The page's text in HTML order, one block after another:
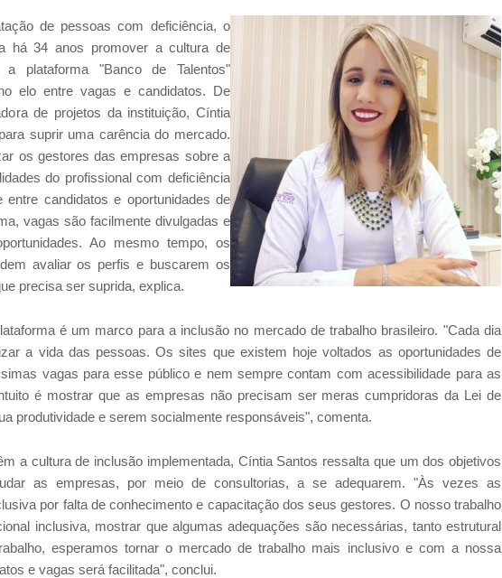
de pessoas com deficiência, o
há 34 anos promover a cultura de
plataforma "Banco de Talentos"
elo entre vagas e candidatos. De
de projetos da instituição, Cíntia
suprir uma carência do mercado.
os gestores das empresas sobre a
do profissional com deficiência
candidatos e oportunidades de
vagas são facilmente divulgadas e
Ao mesmo tempo, os
avaliar os perfis e buscarem os
precisa ser suprida, explica.
é um marco para a inclusão no mercado de trabalho brasileiro. "Cada dia
a vida das pessoas. Os sites que existem hoje voltados as oportunidades de
vagas para esse público e nem sempre contam com acessibilidade para as
é mostrar que as empresas não precisam ser meras cumpridoras da Lei de
produtividade e serem socialmente responsáveis", comenta.
a cultura de inclusão implementada, Cíntia Santos ressalta que um dos objetivos
as empresas, por meio de consultorias, a se adequarem. "Às vezes as
por falta de conhecimento e capacitação dos seus gestores. O nosso trabalho
inclusiva, mostrar que algumas adequações são necessárias, tanto estrutural
esperamos tornar o mercado de trabalho mais inclusivo e com a nossa
e vagas será facilitada", conclui.